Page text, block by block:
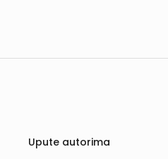
Upute autorima